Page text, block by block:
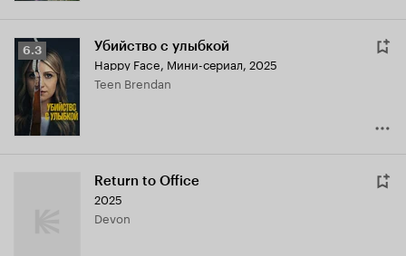
Рейтинг
Кинопоиска
6.3
6.3 Убийство с улыбкой
Happy Face, Мини-сериал, 2025
Teen Brendan
Return to Office
2025
Devon